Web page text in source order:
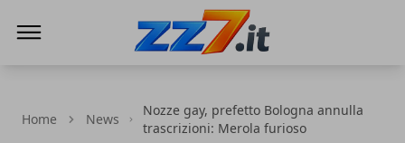
Home News
Nozze gay, prefetto Bologna annulla
trascrizioni: Merola furioso